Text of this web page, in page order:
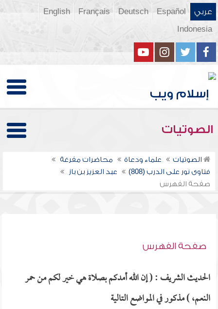
عربي Español
Deutsch
Français
English
Indonesia
الصوتيات
الصوتيات علماء ودعاة
محاضرات مفرغة
فتاوى نور على الدرب (808)
عبد العزيز بن باز
صفحة الفهرس
صفحة الفهرس
الحديث الشريف : ( إن الله أمدكم بصلاة هي خير لكم من حمر
النعم، ) مذكور في المواضع التالية